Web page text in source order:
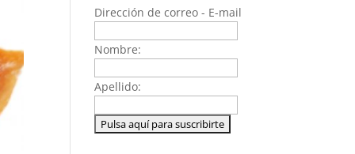
Dirección de correo - E-mail
Nombre:
Apellido: